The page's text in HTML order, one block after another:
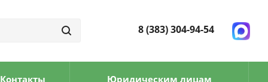
8 (383) 304-94-54
Контакты Юридическим лицам